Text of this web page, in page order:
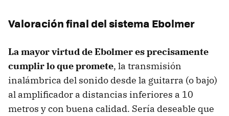
Valoración final del sistema Ebolmer
La mayor virtud de Ebolmer es precisamente
cumplir lo que promete, la transmisión
inalámbrica del sonido desde la guitarra (o bajo)
al amplificador a distancias inferiores a 10
metros y con buena calidad. Sería deseable que